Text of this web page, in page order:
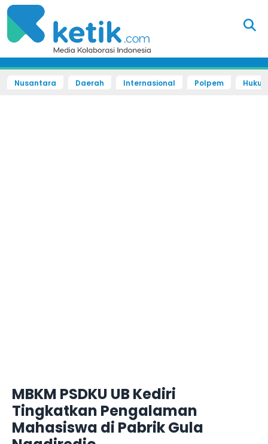
Nusantara Daerah Internasional Polpem
MBKM PSDKU UB Kediri
Tingkatkan Pengalaman
Mahasiswa di Pabrik Gula